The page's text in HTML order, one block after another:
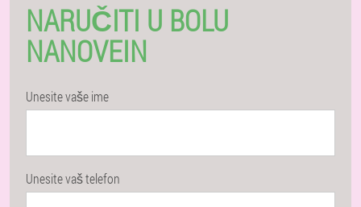
NARUČITI U BOLU
NANOVEIN
Unesite vaše ime
Unesite vaš telefon